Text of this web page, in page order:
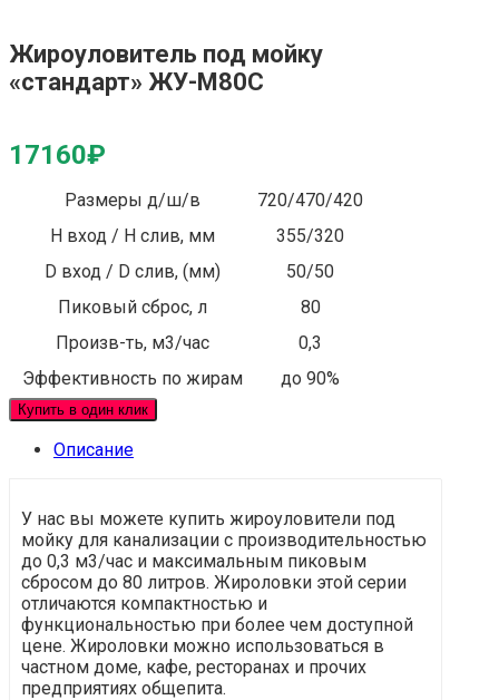
Жироуловитель под мойку
«стандарт» ЖУ-М80С
17160₽
Размеры д/ш/в
720/470/420
Н вход / Н слив, мм
355/320
D вход / D слив, (мм)
50/50
Пиковый сброс, л
80
Произв-ть, м3/час
0,3
Эффективность по жирам
до 90%
Купить в один клик
Описание
У нас вы можете купить жироуловители под
мойку для канализации с производительностью
до 0,3 м3/час и максимальным пиковым
сбросом до 80 литров. Жироловки этой серии
отличаются компактностью и
функциональностью при более чем доступной
цене. Жироловки можно использоваться в
частном доме, кафе, ресторанах и прочих
предприятиях общепита.